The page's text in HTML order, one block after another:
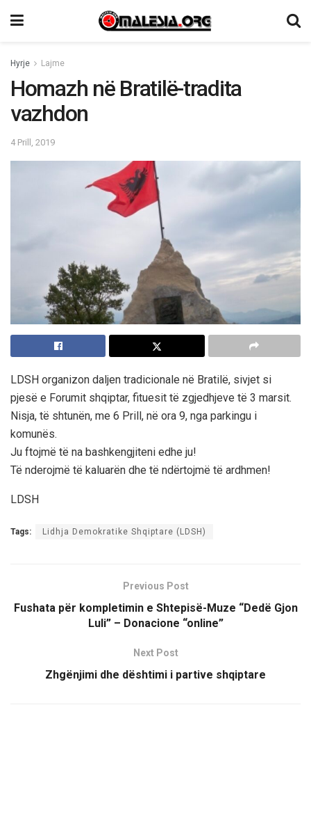
Hyrje Lajme
Homazh në Bratilë-tradita
vazhdon
4 Prill, 2019
LDSH organizon daljen tradicionale në Bratilë, sivjet si
pjesë e Forumit shqiptar, fituesit të zgjedhjeve të 3 marsit.
Nisja, të shtunën, me 6 Prill, në ora 9, nga parkingu i
komunës.
Ju ftojmë të na bashkengjiteni edhe ju!
Të nderojmë të kaluarën dhe të ndërtojmë të ardhmen!
LDSH
Tags: Lidhja Demokratike Shqiptare (LDSH)
Previous Post
Fushata për kompletimin e Shtepisë-Muze “Dedë Gjon
Luli” – Donacione “online”
Next Post
Zhgënjimi dhe dështimi i partive shqiptare